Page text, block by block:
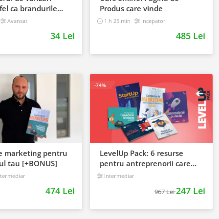
ca brandurile
Avansat
34 Lei
Produs care vinde
1 h 25 min Incepator
485 Lei
marketing pentru
tau [+BONUS]
474 Lei
LevelUp Pack: 6 resurse
pentru antreprenorii care
vor sa isi creasca afacerile
Intermediar
967 Lei247 Lei
-74%